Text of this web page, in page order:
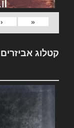
«
‹
קטלוג אביזרים Jeep 1985